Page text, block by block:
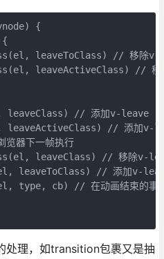
{
leaveToClass) // 移除v-
leaveActiveClass) //
leaveClass) // 添加v-leave
leaveActiveClass) // 添加v-
器下一帧执行
leaveClass) // 移除v-
leaveToClass) // 添加v-
type, cb) // 在动画结束的事
处理，如transition包裹又是抽